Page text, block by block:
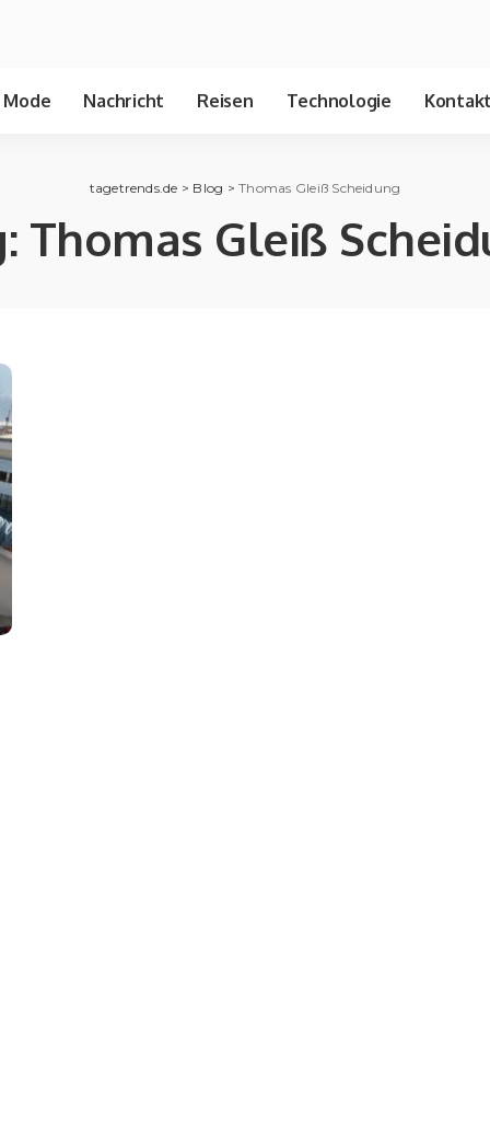
Mode Nachricht Reisen Technologie
tagetrends.de > Blog >Thomas Gleiß Scheidung
Thomas Gleiß